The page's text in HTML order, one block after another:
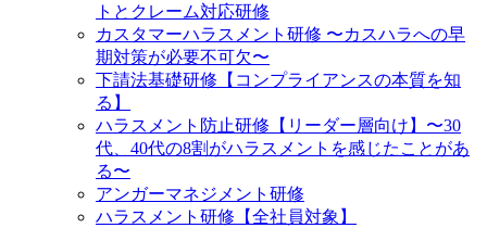
トとクレーム対応研修
カスタマーハラスメント研修 〜カスハラへの早
期対策が必要不可欠〜
下請法基礎研修【コンプライアンスの本質を知
る】
ハラスメント防止研修【リーダー層向け】〜30
代、40代の8割がハラスメントを感じたことがあ
る〜
アンガーマネジメント研修
ハラスメント研修【全社員対象】